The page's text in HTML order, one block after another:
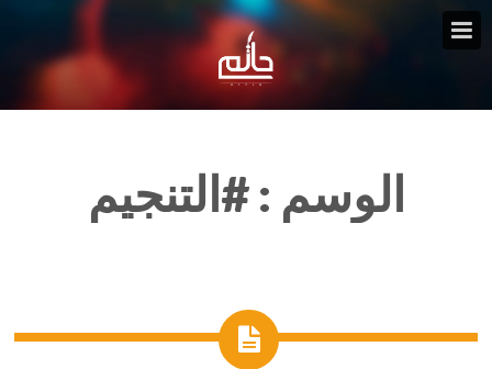
الوسم :#التنجيم